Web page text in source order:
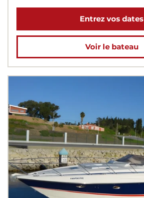
Entrez vos dates
Voir le bateau